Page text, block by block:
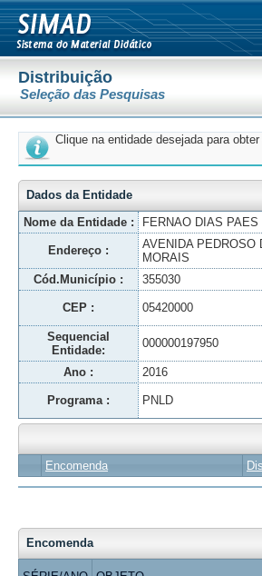
Distribuição
Seleção das Pesquisas
Clique na entidade desejada para
Dados da Entidade
Nome da Entidade :
FERNAO DIAS PAES
Endereço :
AVENIDA PEDROSO
MORAIS
Cód.Município : 355030
CEP : 05420000
Sequencial
Entidade:
000000197950
Ano : 2016
Programa : PNLD
Encomenda
Encomenda